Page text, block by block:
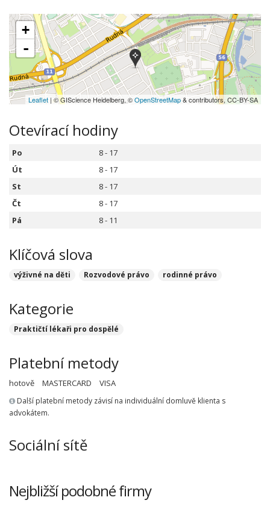
+
-
Leaflet | © GIScience Heidelberg, ©OpenStreetMap& contributors, CC-BY-SA
Otevírací hodiny
Po
8 - 17
Út
8 - 17
St
8 - 17
Čt
8 - 17
Pá
8 - 11
Klíčová slova
výživné na děti Rozvodové právo rodinné právo
Kategorie
Praktičtí lékaři pro dospělé
Platební metody
hotově MASTERCARD VISA
Další platební metody závisí na individuální domluvě klienta s
advokátem.
Sociální sítě
Nejbližší podobné firmy